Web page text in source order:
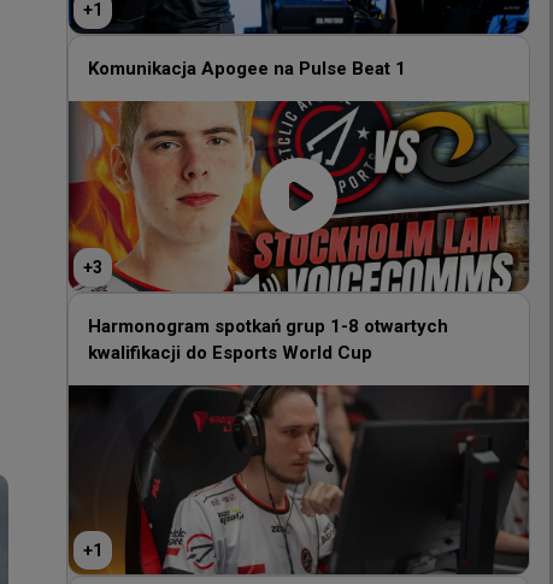
Komunikacja Apogee na Pulse Beat 1
+ 3
Harmonogram spotkań grup 1-8 otwartych
kwalifikacji do Esports World Cup
Harmonogram spotkań grup 9-16 otwartych
+1
Komunikacja Apogee na Pulse Beat 1
+3
Harmonogram spotkań grup 1-8 otwartych
kwalifikacji do Esports World Cup
+1